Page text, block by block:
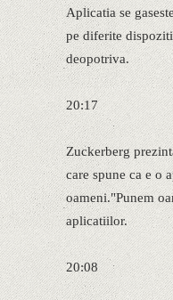
Aplicatia se
pe diferite
deopotriva.
20:17
Zuckerberg
care spune ca e o
oameni."Punem
aplicatiilor.
20:08